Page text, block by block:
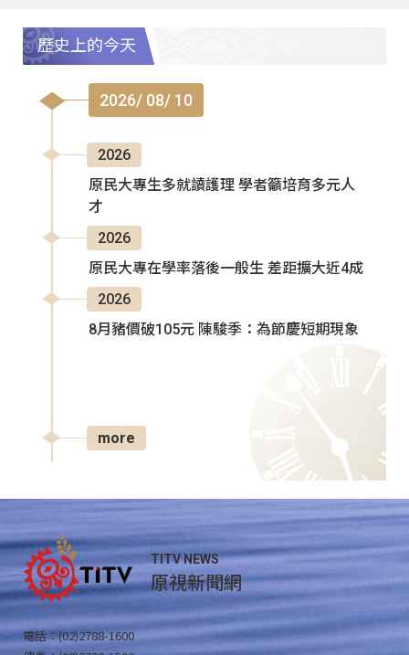
歷史上的今天
2026/ 08/ 10
2026
原民大專生多就讀護理 學者籲培育多元人
才
2026
原民大專在學率落後一般生 差距擴大近4成
2026
8月豬價破105元 陳駿季：為節慶短期現象
more
TITV NEWS
原視新聞網
電話：(02)2788-1600